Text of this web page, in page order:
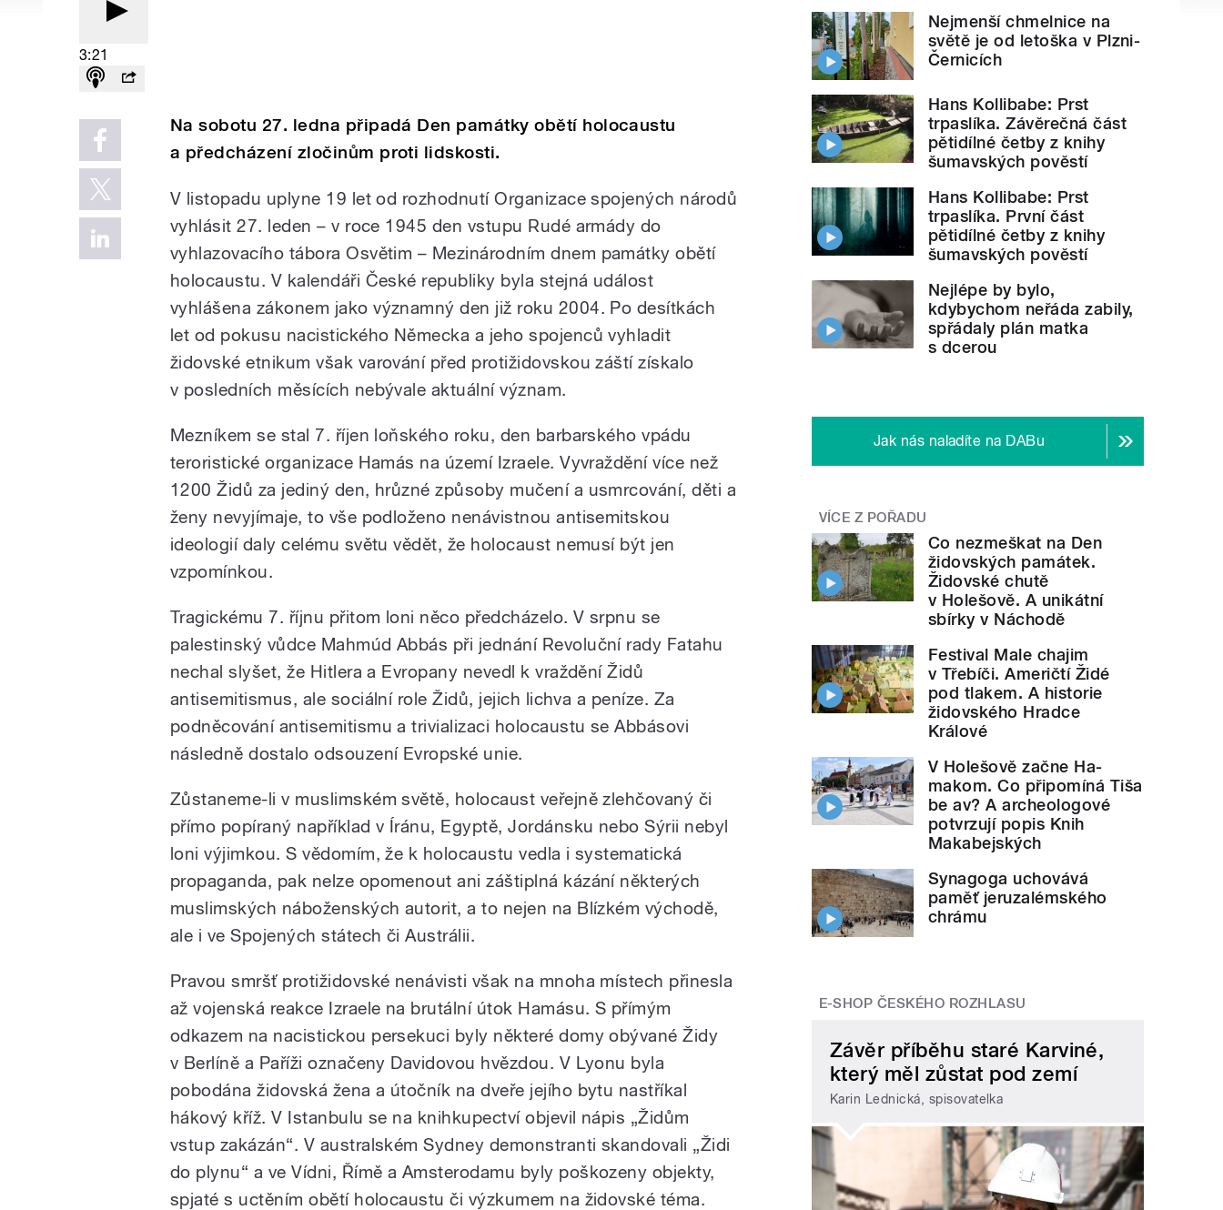
3:21
Na sobotu 27. ledna připadá Den památky obětí holocaustu
a předcházení zločinům proti lidskosti.
V listopadu uplyne 19 let od rozhodnutí Organizace spojených národů
vyhlásit 27. leden – v roce 1945 den vstupu Rudé armády do
vyhlazovacího tábora Osvětim – Mezinárodním dnem památky obětí
holocaustu. V kalendáři České republiky byla stejná událost
vyhlášena zákonem jako významný den již roku 2004. Po desítkách
let od pokusu nacistického Německa a jeho spojenců vyhladit
židovské etnikum však varování před protižidovskou záští získalo
v posledních měsících nebývale aktuální význam.
Mezníkem se stal 7. říjen loňského roku, den barbarského vpádu
teroristické organizace Hamás na území Izraele. Vyvraždění více než
1200 Židů za jediný den, hrůzné způsoby mučení a usmrcování, děti a
ženy nevyjímaje, to vše podloženo nenávistnou antisemitskou
ideologií daly celému světu vědět, že holocaust nemusí být jen
vzpomínkou.
Tragickému 7. říjnu přitom loni něco předcházelo. V srpnu se
palestinský vůdce Mahmúd Abbás při jednání Revoluční rady Fatahu
nechal slyšet, že Hitlera a Evropany nevedl k vraždění Židů
antisemitismus, ale sociální role Židů, jejich lichva a peníze. Za
podněcování antisemitismu a trivializaci holocaustu se Abbásovi
následně dostalo odsouzení Evropské unie.
Zůstaneme-li v muslimském světě, holocaust veřejně zlehčovaný či
přímo popíraný například v Íránu, Egyptě, Jordánsku nebo Sýrii nebyl
loni výjimkou. S vědomím, že k holocaustu vedla i systematická
propaganda, pak nelze opomenout ani záštiplná kázání některých
muslimských náboženských autorit, a to nejen na Blízkém východě,
ale i ve Spojených státech či Austrálii.
Pravou smršť protižidovské nenávisti však na mnoha místech přinesla
až vojenská reakce Izraele na brutální útok Hamásu. S přímým
odkazem na nacistickou persekuci byly některé domy obývané Židy
v Berlíně a Paříži označeny Davidovou hvězdou. V Lyonu byla
pobodána židovská žena a útočník na dveře jejího bytu nastříkal
hákový kříž. V Istanbulu se na knihkupectví objevil nápis „Židům
vstup zakázán“. V australském Sydney demonstranti skandovali „Židi
do plynu“ a ve Vídni, Římě a Amsterodamu byly poškozeny objekty,
spjaté s uctěním obětí holocaustu či výzkumem na židovské téma.
Nejmenší chmelnice na
světě je od letoška v Plzni-
Černicích
Hans Kollibabe: Prst
trpaslíka. Závěrečná část
pětidílné četby z knihy
šumavských pověstí
Hans Kollibabe: Prst
trpaslíka. První část
pětidílné četby z knihy
šumavských pověstí
Nejlépe by bylo,
kdybychom neřáda zabily,
spřádaly plán matka
s dcerou
Jak nás naladíte na DABu
VÍCE Z POŘADU
Co nezmeškat na Den
židovských památek.
Židovské chutě
v Holešově. A unikátní
sbírky v Náchodě
Festival Male chajim
v Třebíči. Američtí Židé
pod tlakem. A historie
židovského Hradce
Králové
V Holešově začne Ha-
makom. Co připomíná Tiša
be av? A archeologové
potvrzují popis Knih
Makabejských
Synagoga uchovává
paměť jeruzalémského
chrámu
E-SHOP ČESKÉHO ROZHLASU
Závěr příběhu staré Karviné,
který měl zůstat pod zemí
Karin Lednická, spisovatelka